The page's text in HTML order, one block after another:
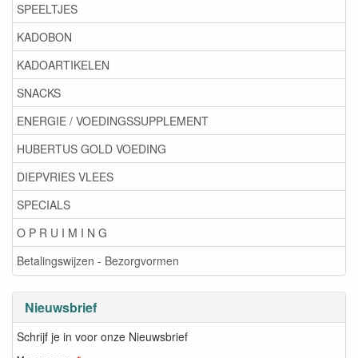
SPEELTJES
KADOBON
KADOARTIKELEN
SNACKS
ENERGIE / VOEDINGSSUPPLEMENT
HUBERTUS GOLD VOEDING
DIEPVRIES VLEES
SPECIALS
O P R U I M I N G
Betalingswijzen - Bezorgvormen
Nieuwsbrief
Schrijf je in voor onze Nieuwsbrief